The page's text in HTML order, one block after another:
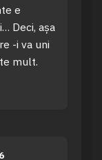
e
Deci, așa
-i va uni
mult.